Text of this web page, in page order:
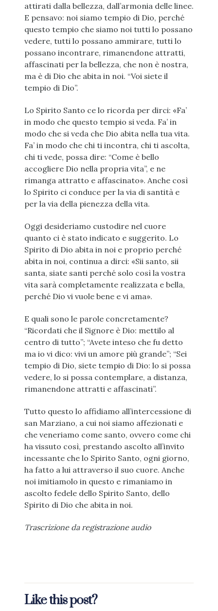
attirati dalla bellezza, dall’armonia delle linee.
E pensavo: noi siamo tempio di Dio, perché
questo tempio che siamo noi tutti lo possano
vedere, tutti lo possano ammirare, tutti lo
possano incontrare, rimanendone attratti,
affascinati per la bellezza, che non è nostra,
ma è di Dio che abita in noi. “Voi siete il
tempio di Dio”.
Lo Spirito Santo ce lo ricorda per dirci: «Fa’
in modo che questo tempio si veda. Fa’ in
modo che si veda che Dio abita nella tua vita.
Fa’ in modo che chi ti incontra, chi ti ascolta,
chi ti vede, possa dire: “Come è bello
accogliere Dio nella propria vita”, e ne
rimanga attratto e affascinato». Anche così
lo Spirito ci conduce per la via di santità e
per la via della pienezza della vita.
Oggi desideriamo custodire nel cuore
quanto ci è stato indicato e suggerito. Lo
Spirito di Dio abita in noi e proprio perché
abita in noi, continua a dirci: «Sii santo, sii
santa, siate santi perché solo così la vostra
vita sarà completamente realizzata e bella,
perché Dio vi vuole bene e vi ama».
E quali sono le parole concretamente?
“Ricordati che il Signore è Dio: mettilo al
centro di tutto”; “Avete inteso che fu detto
ma io vi dico: vivi un amore più grande”; “Sei
tempio di Dio, siete tempio di Dio: lo si possa
vedere, lo si possa contemplare, a distanza,
rimanendone attratti e affascinati”.
Tutto questo lo affidiamo all’intercessione di
san Marziano, a cui noi siamo affezionati e
che veneriamo come santo, ovvero come chi
ha vissuto così, prestando ascolto all’invito
incessante che lo Spirito Santo, ogni giorno,
ha fatto a lui attraverso il suo cuore. Anche
noi imitiamolo in questo e rimaniamo in
ascolto fedele dello Spirito Santo, dello
Spirito di Dio che abita in noi.
Trascrizione da registrazione audio
Like this post?